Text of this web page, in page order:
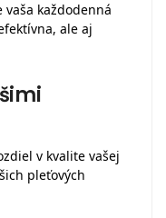
každodenná
ale aj
v kvalite vašej
pleťových